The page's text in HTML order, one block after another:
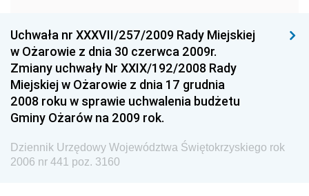
Dziennik Urzędowy Ministra Gospodarki
Dziennik Urzędowy Urzędu Ochrony Konkurencji i
Konsumentów
Dziennik Urzędowy Ministra Pracy i Polityki
Społecznej
Dziennik Urzędowy Urzędu Lotnictwa Cywilnego
Uchwała nr XXXVII/257/2009 Rady Miejskiej
w Ożarowie z dnia 30 czerwca 2009r.
Zmiany uchwały Nr XXIX/192/2008 Rady
Miejskiej w Ożarowie z dnia 17 grudnia
2008 roku w sprawie uchwalenia budżetu
Gminy Ożarów na 2009 rok.
Dziennik Urzędowy Województwa Świętokrzyskiego rok
2006 nr 441 poz. 3160